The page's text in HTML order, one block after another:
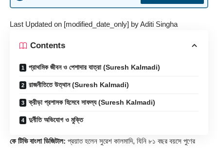
Last Updated on [modified_date_only] byAditi Singha
Contents
প্রাথমিক জীবন ও পেশাদার যাত্রা (Suresh Kalmadi)
রাজনীতিতে উত্থান (Suresh Kalmadi)
ক্রীড়া প্রশাসক হিসেবে সাফল্য (Suresh Kalmadi)
দুর্নীতি অভিযোগ ও মুক্তি
কে টিভি বাংলা ডিজিটাল: প্রয়াত হলেন সুরেশ কালমাদি, যিনি ৮১ বছর বয়সে পুণের